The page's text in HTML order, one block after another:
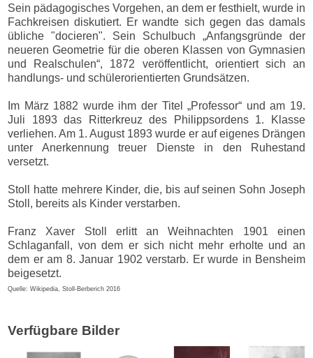
Sein pädagogisches Vorgehen, an dem er festhielt, wurde in
Fachkreisen diskutiert. Er wandte sich gegen das damals
übliche "docieren". Sein Schulbuch „Anfangsgründe der
neueren Geometrie für die oberen Klassen von Gymnasien
und Realschulen“, 1872 veröffentlicht, orientiert sich an
handlungs- und schülerorientierten Grundsätzen.
Im März 1882 wurde ihm der Titel „Professor“ und am 19.
Juli 1893 das Ritterkreuz des Philippsordens 1. Klasse
verliehen. Am 1. August 1893 wurde er auf eigenes Drängen
unter Anerkennung treuer Dienste in den Ruhestand
versetzt.
Stoll hatte mehrere Kinder, die, bis auf seinen Sohn Joseph
Stoll, bereits als Kinder verstarben.
Franz Xaver Stoll erlitt an Weihnachten 1901 einen
Schlaganfall, von dem er sich nicht mehr erholte und an
dem er am 8. Januar 1902 verstarb. Er wurde in Bensheim
beigesetzt.
Quelle: Wikipedia, Stoll-Berberich 2016
Verfügbare Bilder